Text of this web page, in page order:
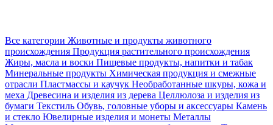
Все категории Животные и продукты животного
происхождения Продукция растительного происхождения
Жиры, масла и воски Пищевые продукты, напитки и табак
Минеральные продукты Химическая продукция и смежные
отрасли Пластмассы и каучук Необработанные шкуры, кожа и
меха Древесина и изделия из дерева Целлюлоза и изделия из
бумаги Текстиль Обувь, головные уборы и аксессуары Камень
и стекло Ювелирные изделия и монеты Металлы